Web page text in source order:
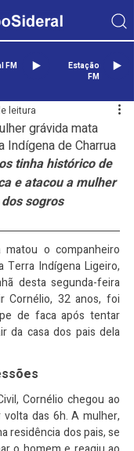
FM
Estação
FM
grávida mata
Indígena de Charrua
leitura
tinha histórico de
e atacou a mulher
sogros
matou o companheiro
Terra Indígena Ligeiro,
desta segunda-feira
Cornélio, 32 anos, foi
de faca após tentar
da casa dos pais dela
Cornélio chegou ao
das 6h. A mulher,
residência dos pais, se